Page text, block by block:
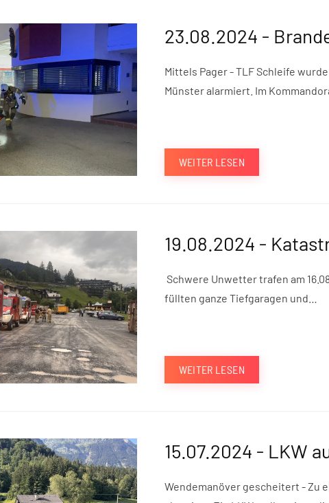
23.08.2024 -
Mittels Pager - TLF Schleife
Münster alarmiert. Im
WEITER LESEN
19.08.2024 -
Schwere Unwetter trafen am
füllten ganze Tiefgaragen und…
WEITER LESEN
15.07.2024 - LKW
Wendemanöver gescheitert - Zu